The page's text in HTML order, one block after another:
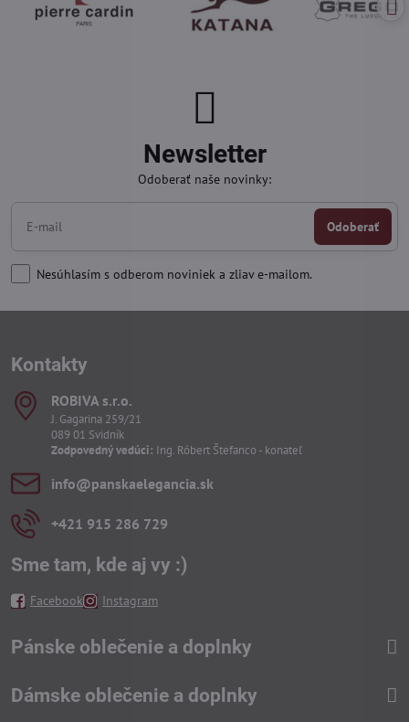
Newsletter
Odoberať naše novinky:
Odoberať
Nesúhlasím s odberom noviniek a zliav e-mailom.
Kontakty
ROBIVA s​.r​.o​.
J. Gagarina 259/21
089 01 Svidník
Zodpovedný vedúci: Ing. Róbert Štefanco - konateľ
info​@panskaelegancia​.sk
+421 915 286 729
Sme tam, kde aj vy :)
Facebook Instagram
Pánske oblečenie a doplnky
Dámske oblečenie a doplnky